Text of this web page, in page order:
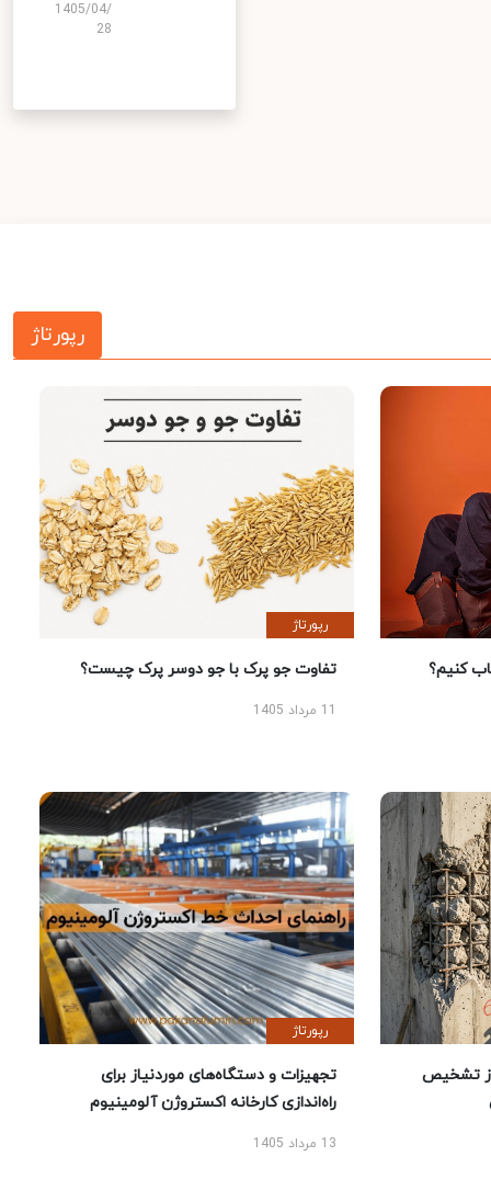
1405/04/
28
رپورتاژ
کنیم؟
رپورتاژ
تفاوت جو پرک با جو دوسر پرک چیست؟
تشخیص
رپورتاژ
تجهیزات و دستگاه‌های موردنیاز برای
راه‌اندازی کارخانه اکستروژن آلومینیوم
13 مرداد 1405